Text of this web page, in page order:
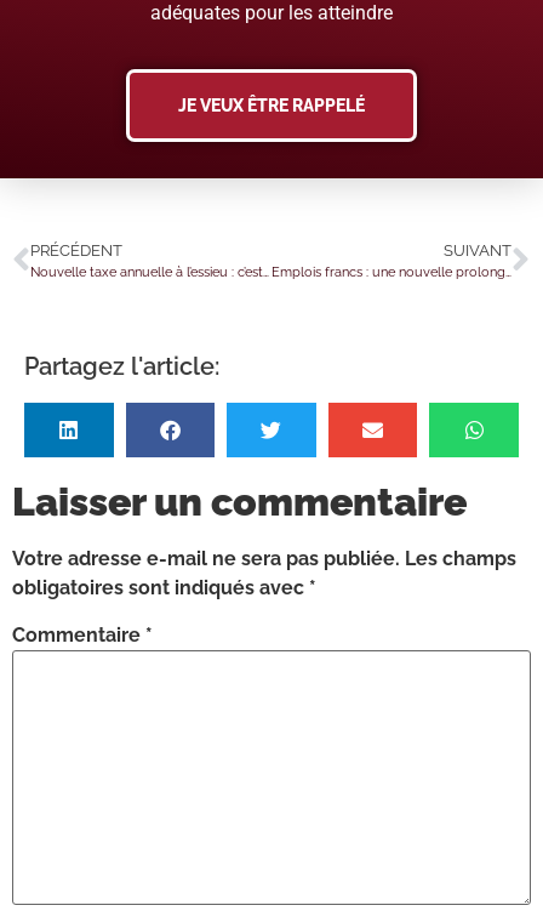
adéquates pour les atteindre
JE VEUX ÊTRE RAPPELÉ
PRÉCÉDENT
Nouvelle taxe annuelle à l’essieu : c’est parti !
SUIVANT
Emplois francs : une nouvelle prolongation
Partagez l'article:
Laisser un commentaire
Votre adresse e-mail ne sera pas publiée. Les champs
obligatoires sont indiqués avec *
Commentaire *